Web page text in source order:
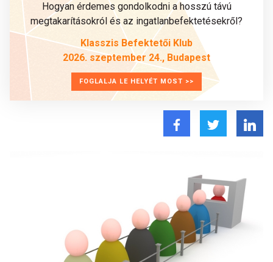
Hogyan érdemes gondolkodni a hosszú távú
megtakarításokról és az ingatlanbefektetésekről?
Klasszis Befektetői Klub
2026. szeptember 24., Budapest
FOGLALJA LE HELYÉT MOST >>